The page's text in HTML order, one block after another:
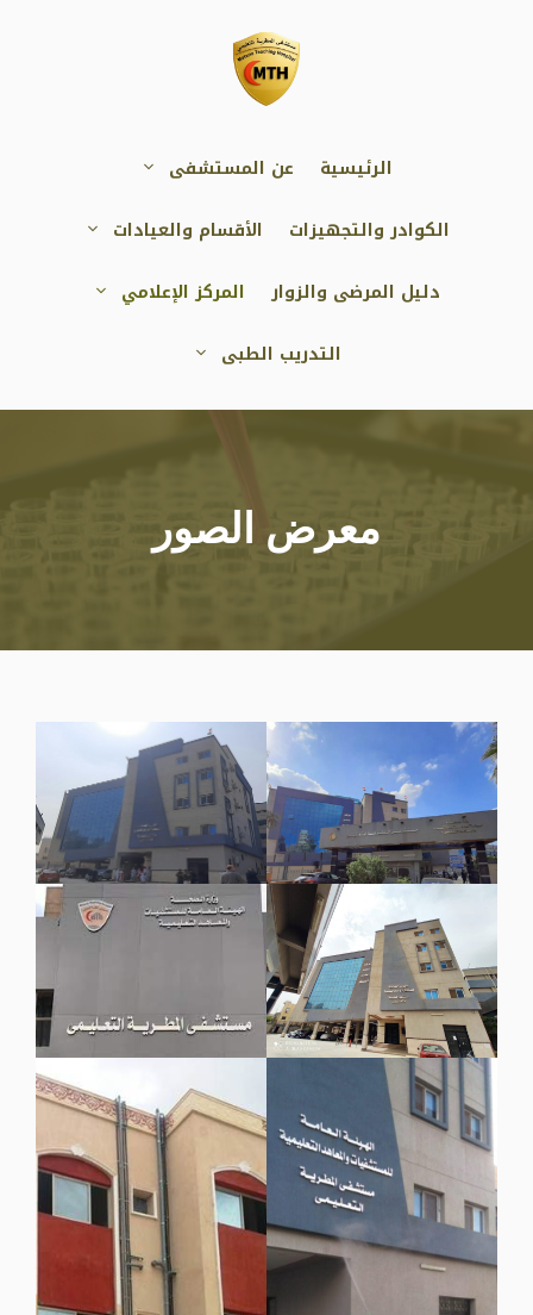
الرئيسية
عن المستشفى
الكوادر والتجهيزات
الأقسام والعيادات
دليل المرضى والزوار
المركز الإعلامي
التدريب الطبى
معرض الصور